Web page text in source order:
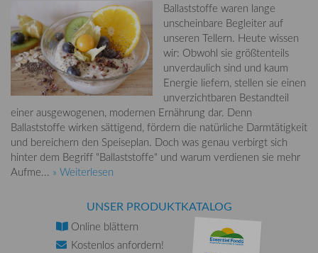
Ballaststoffe waren lange
unscheinbare Begleiter auf
unseren Tellern. Heute wissen
wir: Obwohl sie größtenteils
unverdaulich sind und kaum
Energie liefern, stellen sie einen
unverzichtbaren Bestandteil
einer ausgewogenen, modernen Ernährung dar. Denn
Ballaststoffe wirken sättigend, fördern die natürliche Darmtätigkeit
und bereichern den Speiseplan. Doch was genau verbirgt sich
hinter dem Begriff "Ballaststoffe" und warum verdienen sie mehr
Aufme... » Weiterlesen
UNSER PRODUKTKATALOG
Online blättern
Kostenlos anfordern!